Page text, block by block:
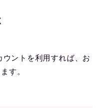
ントを利用すれば、お
す。